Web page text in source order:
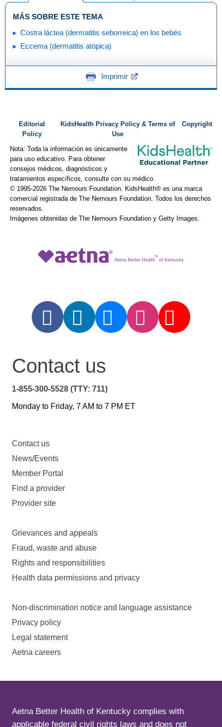
MÁS SOBRE ESTE TEMA
Costra láctea (dermatitis seborreica) en los bebés
Eccema (dermatitis atópica)
Imprimir
Editorial
Policy
KidsHealth Privacy Policy & Terms of
Use
Copyright
Nota: Toda la información es únicamente
para uso educativo. Para obtener
consejos médicos, diagnósticos y
tratamientos específicos, consulte con su médico.
© 1995-2026 The Nemours Foundation. KidsHealth® es una marca
comercial registrada de The Nemours Foundation. Todos los derechos
reservados.
Imágenes obtenidas de The Nemours Foundation y Getty Images.
Aetna Better Health
®
of Kentucky
Contact us
1-855-300-5528 (TTY: 711)
Monday to Friday, 7 AM to 7 PM ET
Contact us
News/Events
Member Portal
Find a provider
Provider site
Grievances and appeals
Fraud, waste and abuse
Rights and responsibilities
Health data permissions and privacy
Non-discrimination notice and language assistance
Privacy policy
Legal statement
Aetna careers
Aetna Better Health of Kentucky complies with
applicable federal civil rights laws and does not